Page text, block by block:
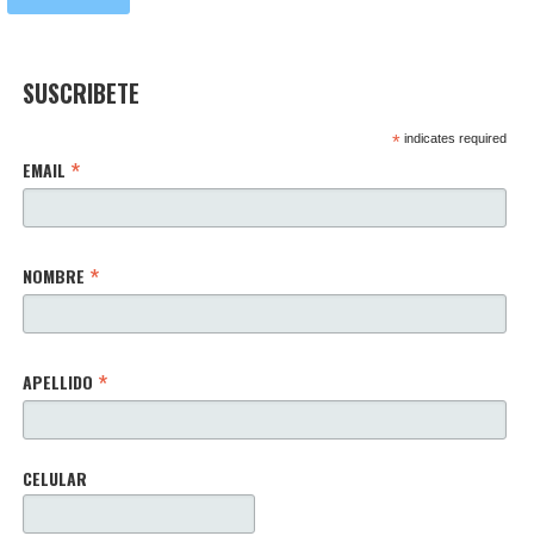
SUSCRIBETE
*indicates required
EMAIL *
NOMBRE *
APELLIDO *
CELULAR